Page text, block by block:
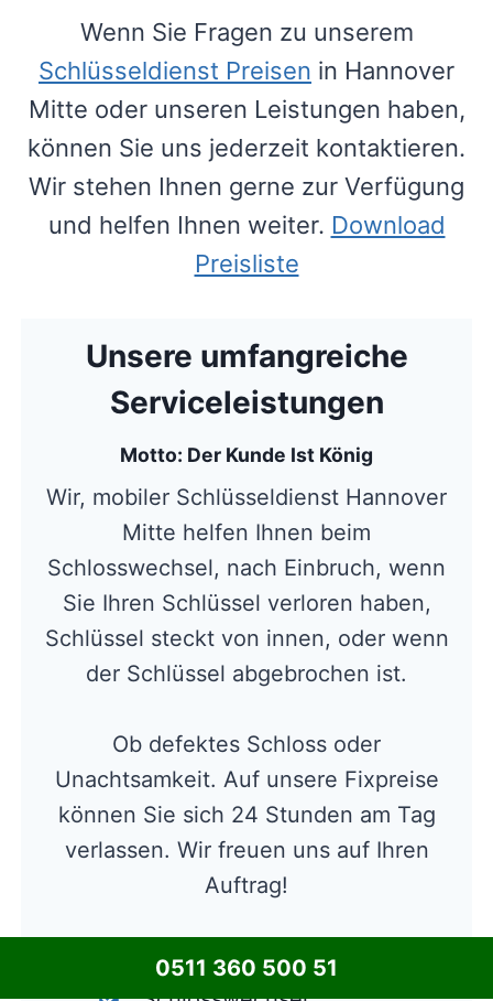
Wenn Sie Fragen zu unserem
Schlüsseldienst Preisen in Hannover
Mitte oder unseren Leistungen haben,
können Sie uns jederzeit kontaktieren.
Wir stehen Ihnen gerne zur Verfügung
und helfen Ihnen weiter. Download
Preisliste
Unsere umfangreiche
Serviceleistungen
Motto: Der Kunde Ist König
Wir, mobiler Schlüsseldienst Hannover
Mitte helfen Ihnen beim
Schlosswechsel, nach Einbruch, wenn
Sie Ihren Schlüssel verloren haben,
Schlüssel steckt von innen, oder wenn
der Schlüssel abgebrochen ist.
Ob defektes Schloss oder
Unachtsamkeit. Auf unsere Fixpreise
können Sie sich 24 Stunden am Tag
verlassen. Wir freuen uns auf Ihren
Auftrag!
Türöffnung Tag und Nacht
0511 360 500 51